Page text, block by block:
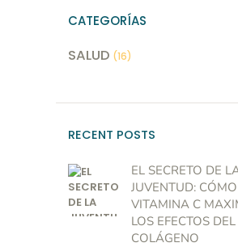
CATEGORÍAS
SALUD (16)
RECENT POSTS
EL SECRETO DE
JUVENTUD:
VITAMINA C
LOS EFECTOS DEL
COLÁGENO